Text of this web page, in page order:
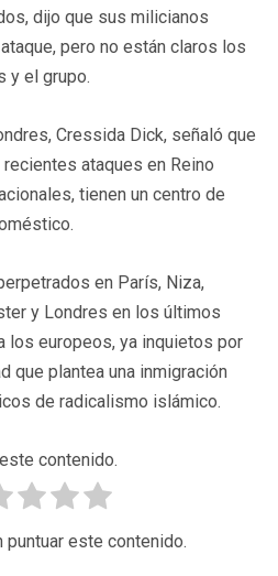
dijo que sus milicianos
pero no están claros los
y el grupo.
Cressida Dick, señaló que
ataques en Reino
tienen un centro de
en París, Niza,
y Londres en los últimos
los europeos, ya inquietos por
que plantea una inmigración
de radicalismo islámico.
contenido.
puntuar este contenido.